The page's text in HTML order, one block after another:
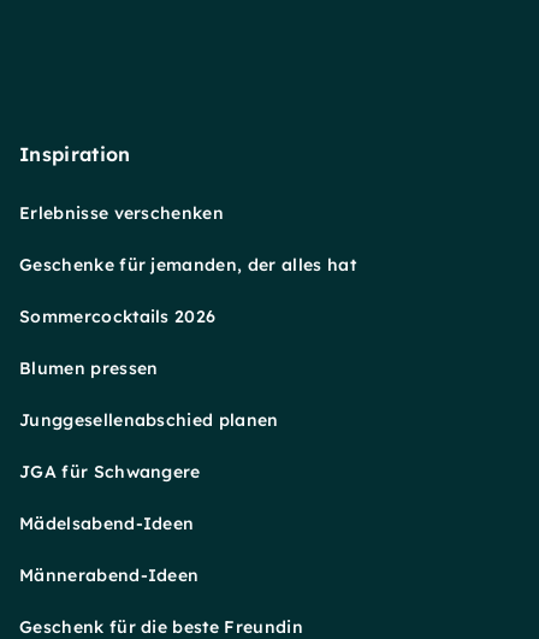
Inspiration
Erlebnisse verschenken
Geschenke für jemanden, der alles hat
Sommercocktails 2026
Blumen pressen
Junggesellenabschied planen
JGA für Schwangere
Mädelsabend-Ideen
Männerabend-Ideen
Geschenk für die beste Freundin